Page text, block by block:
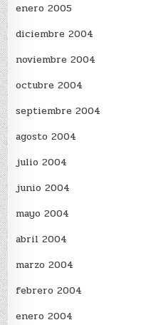
enero 2005
diciembre 2004
noviembre 2004
octubre 2004
septiembre 2004
agosto 2004
julio 2004
junio 2004
mayo 2004
abril 2004
marzo 2004
febrero 2004
enero 2004